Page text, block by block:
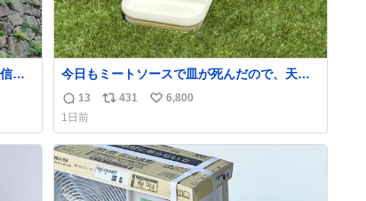
じ
今日もミートソースで皿が死んだので、天日
干しをしています🍝 ありがとう先人の知恵
返
信
数
13
リ
ス
ト
数
431
い
ね
数
6,800
1日前